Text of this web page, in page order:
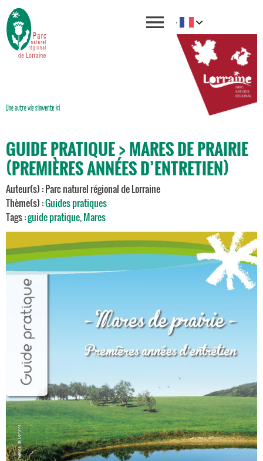
GUIDE PRATIQUE > MARES DE PRAIRIE
(PREMIÈRES ANNÉES D’ENTRETIEN)
Auteur(s) : Parc naturel régional de Lorraine
Thème(s) :Guides pratiques
Tags :guide pratique,Mares